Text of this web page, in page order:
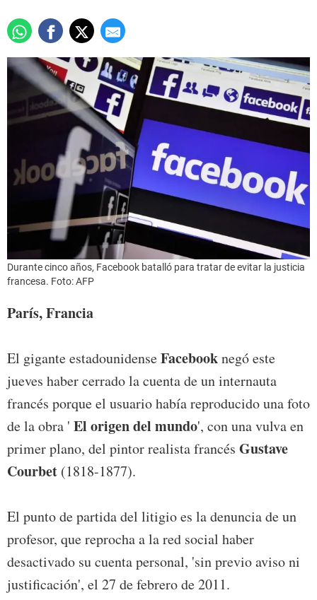
Durante cinco años, Facebook batalló para tratar de evitar la justicia
francesa. Foto: AFP
París, Francia
El gigante estadounidenseFacebooknegó este
jueves haber cerrado la cuenta de un internauta
francés porque el usuario había reproducido una foto
de la obra ' El origen del mundo', con una vulva en
primer plano, del pintor realista francés Gustave
Courbet (1818-1877).
El punto de partida del litigio es la denuncia de un
profesor, que reprocha a la red social haber
desactivado su cuenta personal, 'sin previo aviso ni
justificación', el 27 de febrero de 2011.